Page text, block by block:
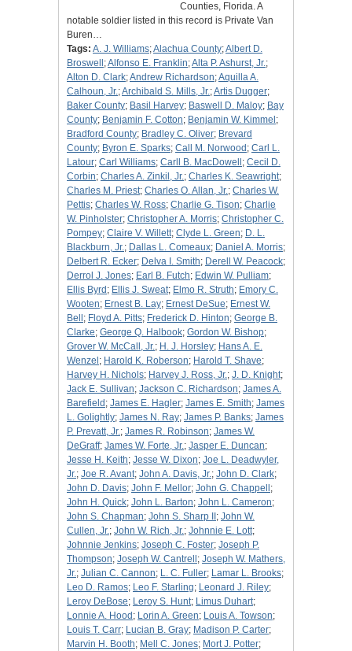
Counties, Florida. A
notable soldier listed in this record is Private Van
Buren…
Tags: A. J. Williams;Alachua County;Albert D.
Broswell ;Alfonso E. Franklin;Alta P. Ashurst, Jr.;
Alton D. Clark;Andrew Richardson;Aquilla A.
Calhoun, Jr.;Archibald S. Mills, Jr.;Artis Dugger;
Baker County; Basil Harvey; Baswell D. Maloy; Bay
County; Benjamin F. Cotton; Benjamin W. Kimmel ;
Bradford County; Bradley C. Oliver; Brevard
County; Byron E. Sparks; Call M. Norwood ; Carl L.
Latour; Carl Williams; Carll B. MacDowell ; Cecil D.
Corbin; Charles A. Zinkil, Jr.; Charles K. Seawright;
Charles M. Priest; Charles O. Allan, Jr.; Charles W.
Pettis; Charles W. Ross; Charlie G. Tison; Charlie
W. Pinholster; Christopher A. Morris; Christopher C.
Pompey; Claire V. Willett; Clyde L. Green; D. L.
Blackburn, Jr.; Dallas L. Comeaux; Daniel A. Morris;
Delbert R. Ecker; Delva I. Smith; Derell W. Peacock;
Derrol J. Jones; Earl B. Futch; Edwin W. Pulliam;
Ellis Byrd ; Ellis J. Sweat; Elmo R. Struth; Emory C.
Wooten; Ernest B. Lay; Ernest DeSue; Ernest W.
Bell ; Floyd A. Pitts; Frederick D. Hinton; George B.
Clarke; George Q. Halbook; Gordon W. Bishop;
Grover W. McCall, Jr.; H. J. Horsley; Hans A. E.
Wenzel ; Harold K. Roberson; Harold T. Shave;
Harvey H. Nichols; Harvey J. Ross, Jr.; J. D. Knight;
Jack E. Sullivan; Jackson C. Richardson; James A.
Barefield ; James E. Hagler; James E. Smith; James
L. Golightly; James N. Ray; James P. Banks; James
P. Prevatt, Jr.; James R. Robinson; James W.
DeGraff; James W. Forte, Jr.; Jasper E. Duncan;
Jesse H. Keith; Jesse W. Dixon; Joe L. Deadwyler,
Jr.; Joe R. Avant; John A. Davis, Jr.; John D. Clark;
John D. Davis; John F. Mellor; John G. Chappell ;
John H. Quick; John L. Barton; John L. Cameron;
John S. Chapman; John S. Sharp II ; John W.
Cullen, Jr.; John W. Rich, Jr.; Johnnie E. Lott;
Johnnie Jenkins; Joseph C. Foster; Joseph P.
Thompson; Joseph W. Cantrell ; Joseph W. Mathers,
Jr.; Julian C. Cannon; L. C. Fuller; Lamar L. Brooks;
Leo D. Ramos; Leo F. Starling; Leonard J. Riley;
Leroy DeBose; Leroy S. Hunt; Limus Duhart;
Lonnie A. Hood ; Lorin A. Green; Louis A. Towson;
Louis T. Carr; Lucian B. Gray; Madison P. Carter;
Marvin H. Booth; Mell C. Jones; Mort J. Potter;